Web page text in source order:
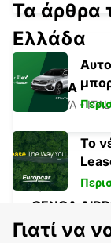
GENOA
GENOVA -
GENOA
GENOVA - ITALY
Τα άρθρα
Ελλάδα
Το
Γιατί να